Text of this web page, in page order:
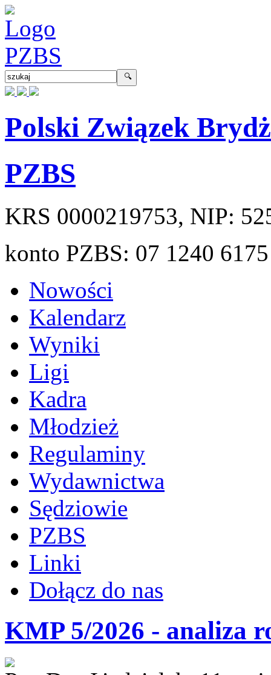
Polski Związek
PZBS
KRS 0000219753, NIP:
konto PZBS: 07 1240
Nowości
Kalendarz
Wyniki
Ligi
Kadra
Młodzież
Regulaminy
Wydawnictwa
Sędziowie
PZBS
Linki
Dołącz do nas
KMP 5/2026 - analiza